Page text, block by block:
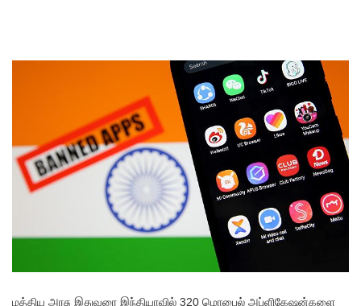
மத்திய அரசு இதுவரை இந்தியாவில் 320 மொபைல் அப்ளிகேஷன்களை